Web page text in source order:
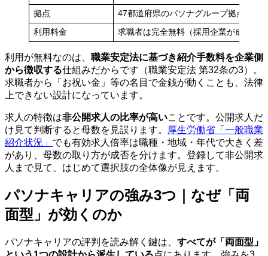
拠点 47都道府県のパソナグループ拠点を活
利用料金 求職者は完全無料（採用企業が成功報
利用が無料なのは、 職業安定法に基づき紹介手数料を企業側
から徴収する仕組みだからです（職業安定法 第32条の3）。
求職者から「お祝い金」等の名目で金銭が動くことも、法律
上できない設計になっています。
求人の特徴は非公開求人の比率が高いことです。公開求人だ
け見て判断すると母数を見誤ります。
厚生労働省「一般職業
紹介状況」 でも有効求人倍率は職種・地域・年代で大きく差
があり、母数の取り方が成否を分けます。登録して非公開求
人まで見て、はじめて選択肢の全体像が見えます。
パソナキャリアの強み3つ｜なぜ「両
面型」が効くのか
パソナキャリアの評判を読み解く鍵は、 すべてが「両面型」